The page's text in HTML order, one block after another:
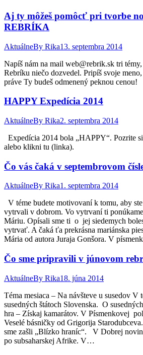
Aj ty môžeš pomôcť pri tvorbe
REBRÍKA
AktuálneBy Rika13. septembra 2014
Napíš nám na mail web@rebrik.sk tri
Rebríku niečo dozvedel. Pripíš svoje
práve Ty budeš odmenený peknou cenou!
HAPPY Expedícia 2014
AktuálneBy Rika2. septembra 2014
Expedícia 2014 bola „HAPPY“. Pozrite
alebo klikni tu (linka).
Čo vás čaká v septembrovom
AktuálneBy Rika1. septembra 2014
V téme budete motivovaní k tomu, aby
vytrvali v dobrom. Vo vytrvaní ti
Máriu. Opísali sme ti o jej siedemych
vytrvať. A čaká ťa prekrásna mariánska
Mária od autora Juraja Gonšora. V
Čo sme pripravili v júnovom
AktuálneBy Rika18. júna 2014
Téma mesiaca – Na návšteve u susedov V
susedných štátoch Slovenska. O
hra – Získaj kamarátov. V Písmenkovej
Veselé básničky od Grigorija
sme zašli „Blízko hraníc“. V Dobrej
po subsaharskej Afrike. V…